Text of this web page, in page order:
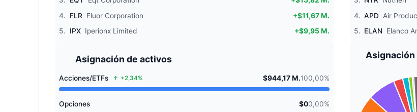
4.
FLR Fluor Corporation
+$11,67 M.
5.
IPX Iperionx Limited +$9,95 M.
4. APD Air
5. ELAN Elanco
Asignación de activos
Acciones/ETFs +2,34% $944,17 M.100,00%
Opciones $00,00%